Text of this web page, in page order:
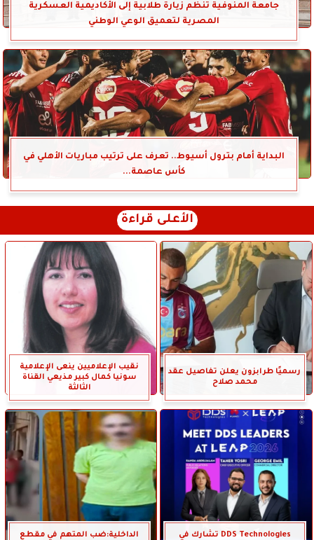
جامعة المنوفية تنظم زيارة طلابية إلى الأكاديمية العسكرية
المصرية لتعميق الوعي الوطني
البداية أمام بترول أسيوط.. تعرف على ترتيب مباريات الأهلي في
كأس عاصمة...
الأعلى قراءة
رسميًا طرابزون يعلن تفاصيل عقد
محمد صلاح
نقيب الإعلاميين ينعى الإعلامية
سونيا كمال كبير مذيعي القناة
الثالثة
DDS Technologies تشارك في
الداخلية:ضب المتهم في مقطع